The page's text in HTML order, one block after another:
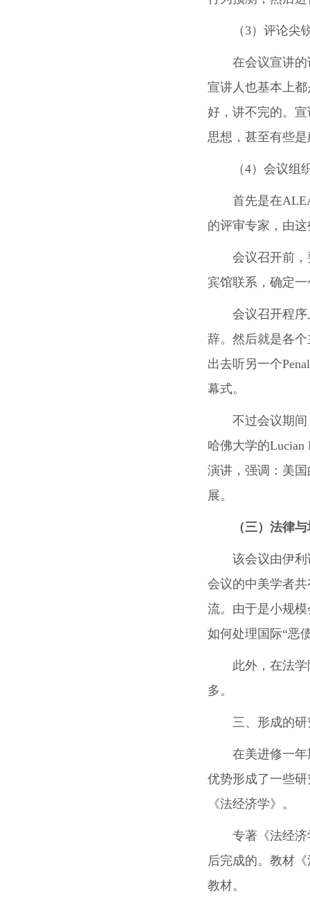
（3）评论尖
在会议宣讲
宣讲人也基本上
好，讲不完的。
思想，甚至有些
（4）会议组
首先是在
的评审专家，由
会议召开前
宾馆联系，确定
会议召开程
辞。然后就是各
出去听另一个
幕式。
不过会议期
哈佛大学的Lucian
演讲，强调：美
展。
（三）法律
该会议由伊
会议的中美学者
流。由于是小规模
如何处理国际“恶
此外，在法
多。
三、形成的
在美进修一
优势形成了一些
《法经济学》。
专著《法经
后完成的。教材
教材。